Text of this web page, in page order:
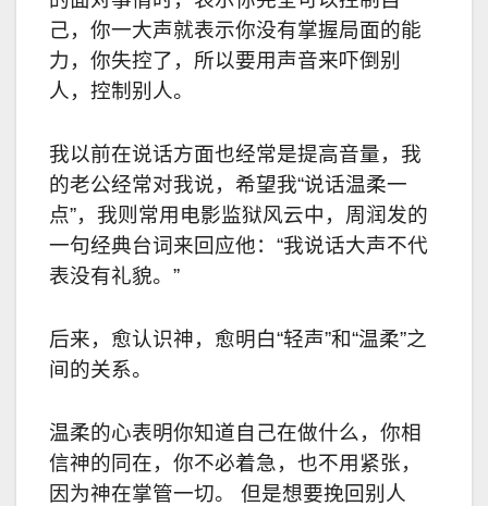
己，你一大声就表示你没有掌握局面的能
力，你失控了，所以要用声音来吓倒别
人，控制别人。
我以前在说话方面也经常是提高音量，我
的老公经常对我说，希望我“说话温柔一
点”，我则常用电影监狱风云中，周润发的
一句经典台词来回应他：“我说话大声不代
表没有礼貌。”
后来，愈认识神，愈明白“轻声”和“温柔”之
间的关系。
温柔的心表明你知道自己在做什么，你相
信神的同在，你不必着急，也不用紧张，
因为神在掌管一切。 但是想要挽回别人